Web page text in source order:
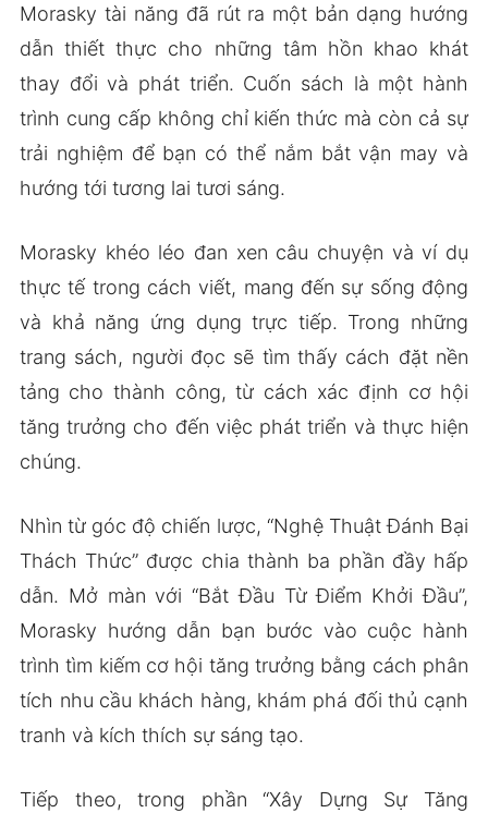
Morasky tài năng đã rút ra một bản dạng hướng
dẫn thiết thực cho những tâm hồn khao khát
thay đổi và phát triển. Cuốn sách là một hành
trình cung cấp không chỉ kiến thức mà còn cả sự
trải nghiệm để bạn có thể nắm bắt vận may và
hướng tới tương lai tươi sáng.
Morasky khéo léo đan xen câu chuyện và ví dụ
thực tế trong cách viết, mang đến sự sống động
và khả năng ứng dụng trực tiếp. Trong những
trang sách, người đọc sẽ tìm thấy cách đặt nền
tảng cho thành công, từ cách xác định cơ hội
tăng trưởng cho đến việc phát triển và thực hiện
chúng.
Nhìn từ góc độ chiến lược, “Nghệ Thuật Đánh Bại
Thách Thức” được chia thành ba phần đầy hấp
dẫn. Mở màn với “Bắt Đầu Từ Điểm Khởi Đầu”,
Morasky hướng dẫn bạn bước vào cuộc hành
trình tìm kiếm cơ hội tăng trưởng bằng cách phân
tích nhu cầu khách hàng, khám phá đối thủ cạnh
tranh và kích thích sự sáng tạo.
Tiếp theo, trong phần “Xây Dựng Sự Tăng